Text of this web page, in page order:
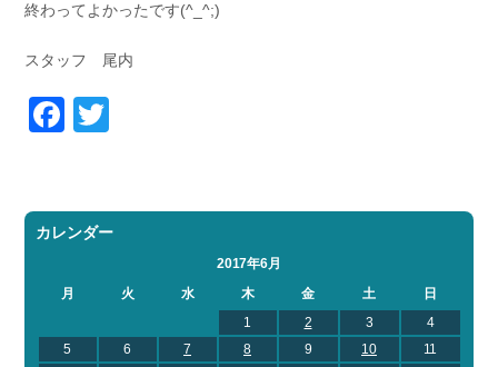
終わってよかったです(^_^;)
スタッフ 尾内
Facebook
カレンダー
2017年6月
月
火 水 木 金 土
日
1
2 3
4
5
6 7 8 9 10
11